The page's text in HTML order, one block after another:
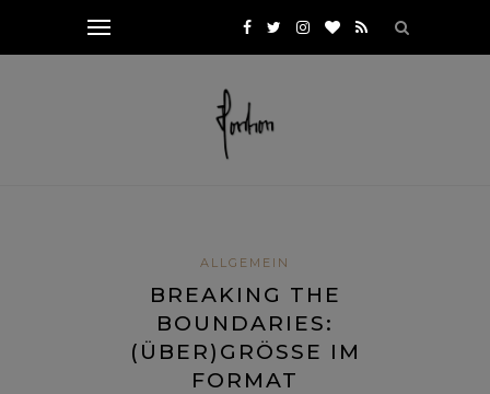
ALLGEMEIN
BREAKING THE
BOUNDARIES:
(ÜBER)GRÖSSE IM
FORMAT